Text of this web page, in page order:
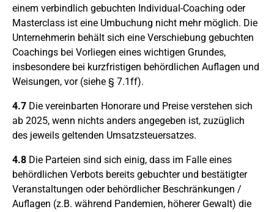
einem verbindlich gebuchten Individual-Coaching oder
Masterclass ist eine Umbuchung nicht mehr möglich. Die
Unternehmerin behält sich eine Verschiebung gebuchten
Coachings bei Vorliegen eines wichtigen Grundes,
insbesondere bei kurzfristigen behördlichen Auflagen und
Weisungen, vor (siehe § 7.1ff).
4.7 Die vereinbarten Honorare und Preise verstehen sich
ab 2025, wenn nichts anders angegeben ist, zuzüglich
des jeweils geltenden Umsatzsteuersatzes.
4.8 Die Parteien sind sich einig, dass im Falle eines
behördlichen Verbots bereits gebuchter und bestätigter
Veranstaltungen oder behördlicher Beschränkungen /
Auflagen (z.B. während Pandemien, höherer Gewalt) die